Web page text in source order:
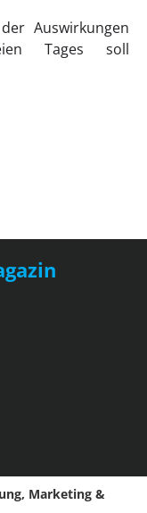
Auswirkungen
Tages soll
Marketing &